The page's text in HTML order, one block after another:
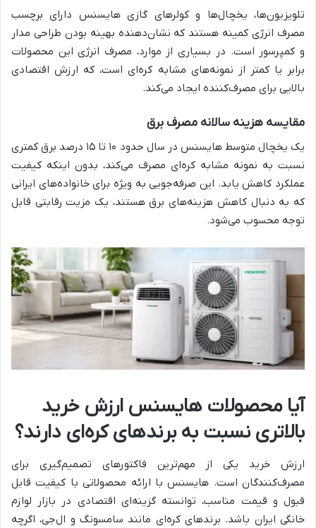
تلویزیون‌ها، یخچال‌ها و کولرهای گازی هایسنس دارای برچسب
مصرف انرژی کمینه هستند که نشان‌دهنده بهینه بودن طراحی مدار
و کمپرسور است. در بسیاری از موارد، مصرف انرژی این محصولات
برابر یا کمتر از نمونه‌های مشابه کره‌ای است، که ارزش اقتصادی
بالایی برای مصرف‌کننده ایجاد می‌کند.
مقایسه هزینه سالانه مصرف برق
یک یخچال متوسط هایسنس در سال حدود ۱۰ تا ۱۵ درصد برق کمتری
نسبت به نمونه مشابه کره‌ای مصرف می‌کند، بدون اینکه کیفیت
عملکرد کاهش یابد. این صرفه‌جویی به ویژه برای خانواده‌های ایرانی
که به دنبال کاهش هزینه‌های برق هستند، یک مزیت رقابتی قابل
توجه محسوب می‌شود.
آیا محصولات هایسنس ارزش خرید
بالاتری نسبت به برندهای کره‌ای دارند؟
ارزش خرید یکی از مهم‌ترین فاکتورهای تصمیم‌گیری برای
مصرف‌کنندگان است. هایسنس با ارائه محصولاتی با کیفیت قابل
قبول و قیمت مناسب، توانسته گزینه‌ای اقتصادی در بازار لوازم
خانگی ایران باشد. برندهای کره‌ای مانند سامسونگ و ال‌جی، اگرچه